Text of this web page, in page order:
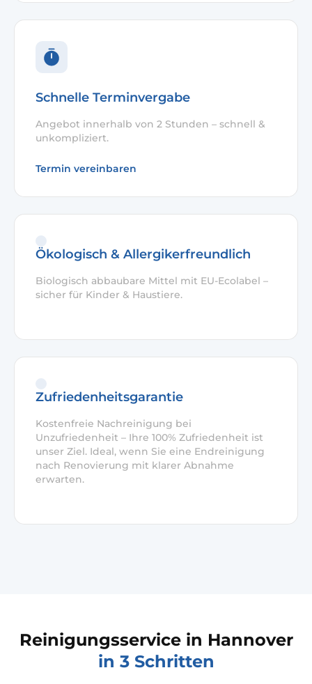
Schnelle Terminvergabe
Angebot innerhalb von 2 Stunden – schnell &
unkompliziert.
Termin vereinbaren
Ökologisch & Allergikerfreundlich
Biologisch abbaubare Mittel mit EU-Ecolabel –
sicher für Kinder & Haustiere.
Zufriedenheitsgarantie
Kostenfreie Nachreinigung bei
Unzufriedenheit – Ihre 100% Zufriedenheit ist
unser Ziel. Ideal, wenn Sie eine Endreinigung
nach Renovierung mit klarer Abnahme
erwarten.
Reinigungsservice in Hannover
in 3 Schritten